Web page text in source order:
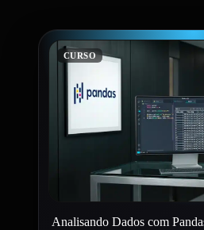
CURSO
Analisando Dados com